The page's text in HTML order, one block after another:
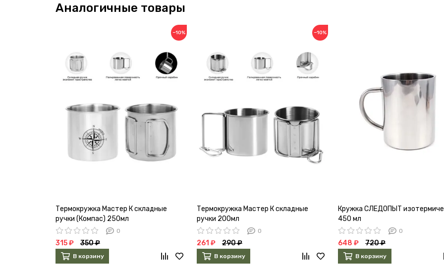
Аналогичные товары
−10%
Термокружка Мастер К складные
ручки (Компас) 250мл
0
315 ₽ 350 ₽
В корзину
−10%
Термокружка Мастер К складные
ручки 200мл
0
261 ₽ 290 ₽
В корзину
Кружка СЛЕДОПЫТ
450 мл
0
648 ₽ 720 ₽
В корзину